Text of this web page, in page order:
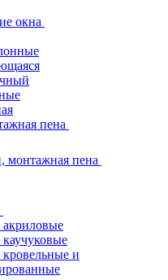
окна
пена
монтажная пена
акриловые
и